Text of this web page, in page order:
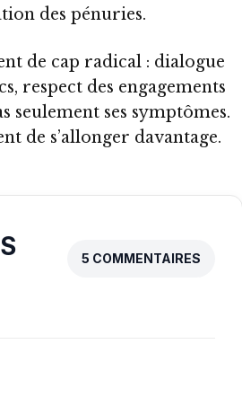
des pénuries.
de cap radical : dialogue
respect des engagements
ses symptômes.
de s’allonger davantage.
5 COMMENTAIRES